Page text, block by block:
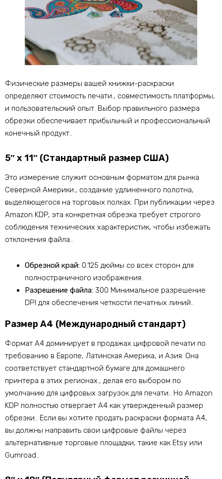
Физические размеры вашей книжки-раскраски
определяют стоимость печати., совместимость платформы,
и пользовательский опыт. Выбор правильного размера
обрезки обеспечивает прибыльный и профессиональный
конечный продукт..
5″ х 11″ (Стандартный размер США)
Это измерение служит основным форматом для рынка
Северной Америки., создание удлиненного полотна,
выделяющегося на торговых полках. При публикации через
Amazon KDP, эта конкретная обрезка требует строгого
соблюдения технических характеристик, чтобы избежать
отклонения файла..
Обрезной край: 0.125 дюймы со всех сторон для
полностраничного изображения.
Разрешение файла: 300 Минимальное разрешение
DPI для обеспечения четкости печатных линий..
Размер А4 (Международный стандарт)
Формат А4 доминирует в продажах цифровой печати по
требованию в Европе, Латинская Америка, и Азия. Она
соответствует стандартной бумаге для домашнего
принтера в этих регионах., делая его выбором по
умолчанию для цифровых загрузок для печати.. Но Amazon
KDP полностью отвергает A4 как утвержденный размер
обрезки.. Если вы хотите продать раскраски формата А4,
вы должны направить свои цифровые файлы через
альтернативные торговые площадки, такие как Etsy или
Gumroad..